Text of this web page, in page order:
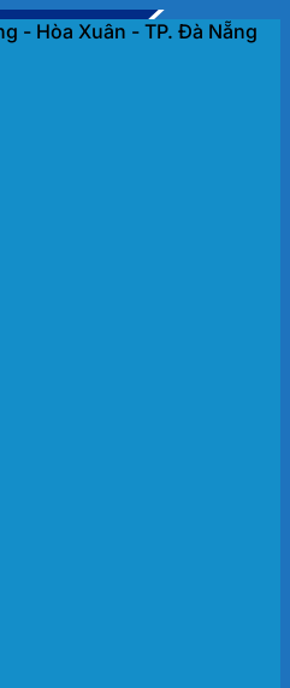
- Hòa Xuân - TP. Đà Nẵng